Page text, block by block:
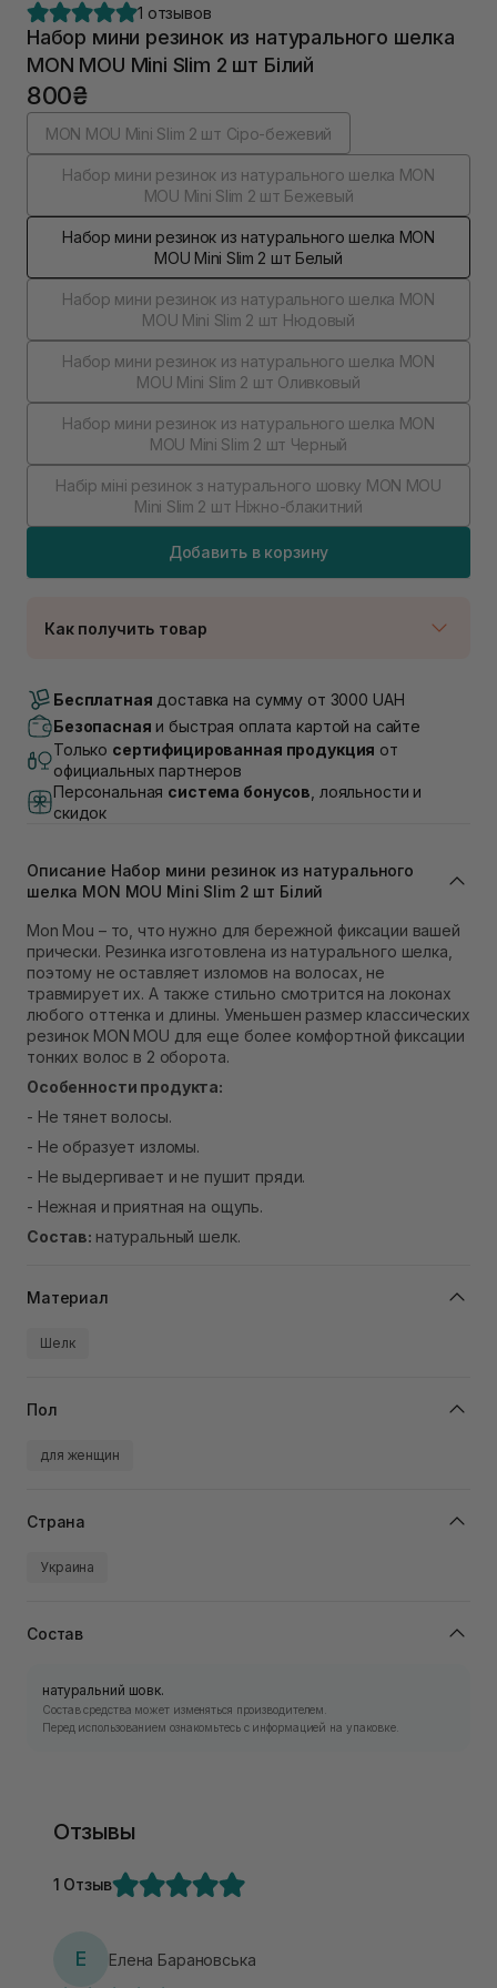
1 отзывов
Набор мини резинок из натурального шелка
MON MOU Mini Slim 2 шт Білий
800₴
MON MOU Mini Slim 2 шт Cіро-бежевий
Набор мини резинок из натурального шелка MON
MOU Mini Slim 2 шт Бежевый
Набор мини резинок из натурального шелка MON
MOU Mini Slim 2 шт Белый
Набор мини резинок из натурального шелка MON
MOU Mini Slim 2 шт Нюдовый
Набор мини резинок из натурального шелка MON
MOU Mini Slim 2 шт Оливковый
Набор мини резинок из натурального шелка MON
MOU Mini Slim 2 шт Черный
Набір міні резинок з натурального шовку MON MOU
Mini Slim 2 шт Ніжно-блакитний
Добавить в корзину
Как получить товар
Нет в наличии!
Самовывоз г. Луцк, Винниченка 4
Самовывоз г. Львов, ул. Академика Подстригача,
1В (Duck's Lake)
Нет в наличии!
Самовывоз Львов (Ивана Франко 36)
Самовывоз г. Львов ул. Степана Бандеры 43
В наличии
В наличии
Самовывоз г. Ровно, ул. Кулика и Гудачека 23 (ТЦ
Экватор)
Нет в наличии!
Бесплатная доставка на сумму от 3000 UAH
Безопасная и быстрая оплата картой на сайте
Только сертифицированная продукция от
официальных партнеров
Персональная система бонусов , лояльности и
скидок
Описание Набор мини резинок из натурального
шелка MON MOU Mini Slim 2 шт Білий
Mon Mou – то, что нужно для бережной фиксации вашей
прически. Резинка изготовлена из натурального шелка,
поэтому не оставляет изломов на волосах, не
травмирует их. А также стильно смотрится на локонах
любого оттенка и длины. Уменьшен размер классических
резинок MON MOU для еще более комфортной фиксации
тонких волос в 2 оборота.
Особенности продукта:
- Не тянет волосы.
- Не образует изломы.
- Не выдергивает и не пушит пряди.
- Нежная и приятная на ощупь.
Состав: натуральный шелк.
Материал
Шелк
Пол
для женщин
Страна
Украина
Состав
натуральний шовк.
Состав средства может изменяться производителем.
Перед использованием ознакомьтесь с информацией на упаковке.
Отзывы
1 Отзыв
Е Елена Барановська